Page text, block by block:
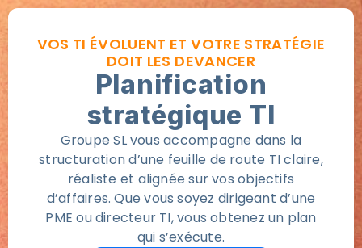
VOS TI ÉVOLUENT ET VOTRE STRATÉGIE
DOIT LES DEVANCER
Planification
stratégique TI
Groupe SL vous accompagne dans la
structuration d’une feuille de route TI claire,
réaliste et alignée sur vos objectifs
d’affaires. Que vous soyez dirigeant d’une
PME ou directeur TI, vous obtenez un plan
qui s’exécute.